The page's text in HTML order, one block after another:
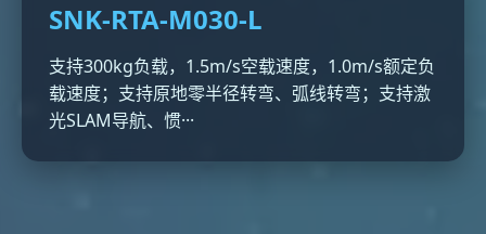
SNK-RTA-M030-L
支持300kg负载，1.5m/s空载速度，1.0m/s额定负
载速度；支持原地零半径转弯、弧线转弯；支持激
光SLAM导航、惯···